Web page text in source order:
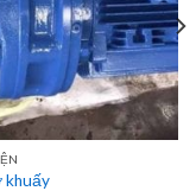
khuấy